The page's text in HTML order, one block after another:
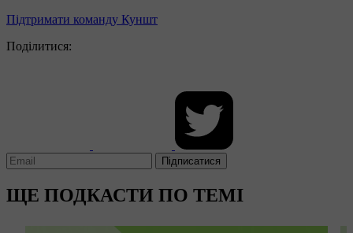
Підтримати команду Куншт
Поділитися:
Підписатися
ЩЕ ПОДКАСТИ ПО ТЕМІ